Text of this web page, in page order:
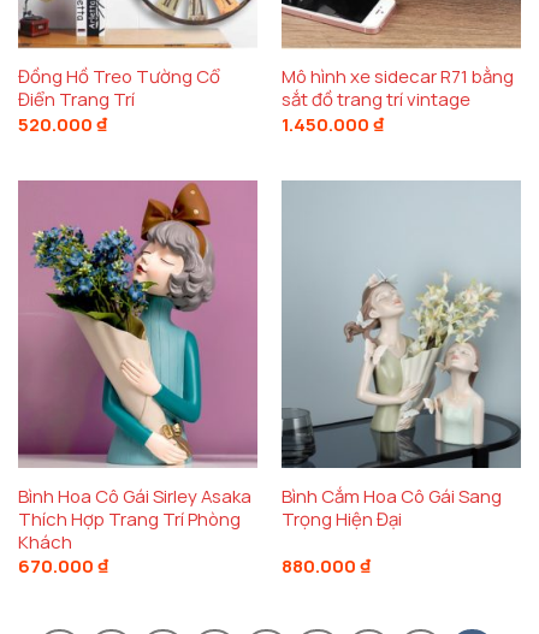
Đồng Hồ Treo Tường Cổ
Điển Trang Trí
520.000 ₫
Mô hình xe sidecar R71 bằng
sắt đồ trang trí vintage
1.450.000 ₫
Bình Hoa Cô Gái Sirley Asaka
Thích Hợp Trang Trí Phòng
Khách
670.000 ₫
Bình Cắm Hoa Cô Gái Sang
Trọng Hiện Đại
880.000 ₫